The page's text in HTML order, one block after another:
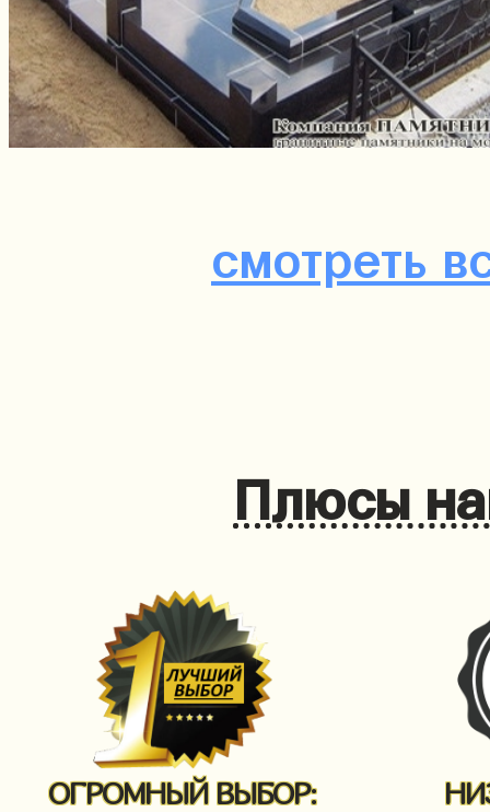
смотреть
Плюсы
ОГРОМНЫЙ ВЫБОР: